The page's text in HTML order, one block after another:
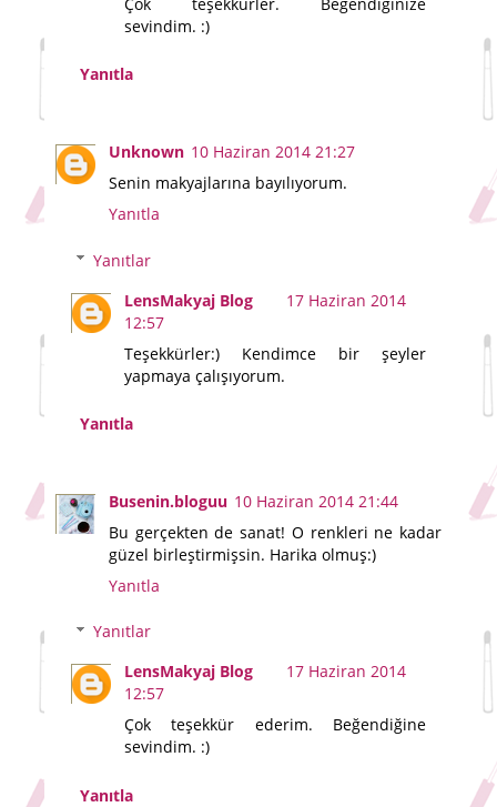
sevindim. :)
Yanıtla
Unknown 10 Haziran 2014 21:27
Senin makyajlarına bayılıyorum.
Yanıtla
Yanıtlar
LensMakyaj Blog
17 Haziran 2014
12:57
Teşekkürler:) Kendimce bir şeyler
yapmaya çalışıyorum.
Yanıtla
Busenin.bloguu 10 Haziran 2014 21:44
Bu gerçekten de sanat! O renkleri ne kadar
güzel birleştirmişsin. Harika olmuş:)
Yanıtla
Yanıtlar
LensMakyaj Blog
17 Haziran 2014
12:57
Çok teşekkür ederim. Beğendiğine
sevindim. :)
Yanıtla